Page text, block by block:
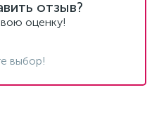
отзыв?
оценку!
выбор!